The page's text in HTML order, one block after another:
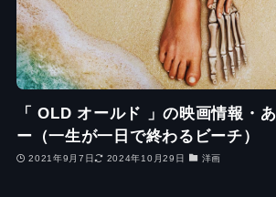
「 OLD オールド 」の映画情報・
ー（一生が一日で終わるビーチ）
2021年9月7日 2024年10月29日 洋画